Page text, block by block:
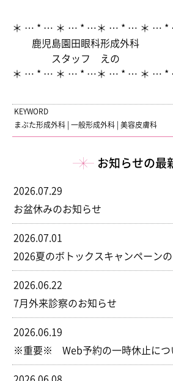
＊ … * … ＊ … * …＊ … * … ＊ … *
鹿児島園田眼科形成外科
スタッフ えの
＊ … * … ＊ … * …＊ … * … ＊ … *
KEYWORD
まぶた形成外科
一般形成外科 美容皮膚科
お知らせの最
2026.07.29
お盆休みのお知らせ
2026.07.01
2026夏のボトックスキャンペーン
2026.06.22
7月外来診察のお知らせ
2026.06.19
※重要※ Web予約の一時休止につ